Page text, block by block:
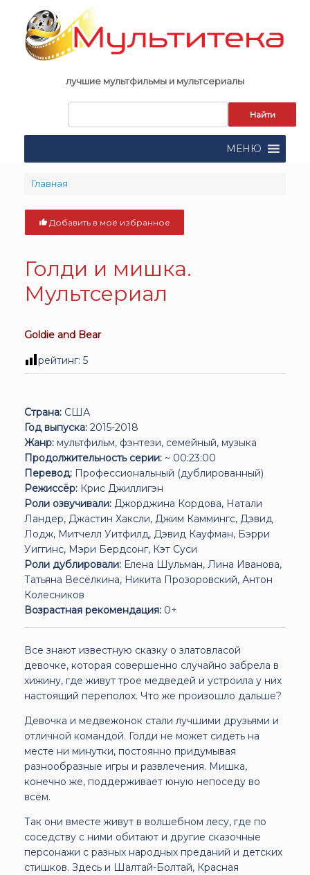
content
лучшие мультфильмы и мультсериалы
поиска:
МЕНЮ
Главная
Добавить в моё избранное
Голди и мишка.
Мультсериал
Goldie and Bear
рейтинг: 5
Страна: США
Год выпуска: 2015-2018
Жанр: мультфильм, фэнтези, семейный, музыка
Продолжительность серии: ~ 00:23:00
Перевод: Профессиональный (дублированный)
Режиссёр: Крис Джиллигэн
Роли озвучивали: Джорджина Кордова, Натали
Ландер, Джастин Хаксли, Джим Каммингс, Дэвид
Лодж, Митчелл Уитфилд, Дэвид Кауфман, Бэрри
Уиггинс, Мэри Бердсонг, Кэт Суси
Роли дублировали: Елена Шульман, Лина Иванова,
Татьяна Весёлкина, Никита Прозоровский, Антон
Колесников
Возрастная рекомендация: 0+
Все знают известную сказку о златовласой
девочке, которая совершенно случайно забрела в
хижину, где живут трое медведей и устроила у них
настоящий переполох. Что же произошло дальше?
Девочка и медвежонок стали лучшими друзьями и
отличной командой. Голди не может сидеть на
месте ни минутки, постоянно придумывая
разнообразные игры и развлечения. Мишка,
конечно же, поддерживает юную непоседу во
всём.
Так они вместе живут в волшебном лесу, где по
соседству с ними обитают и другие сказочные
персонажи с разных народных преданий и детских
стишков. Здесь и Шалтай-Болтай, Красная